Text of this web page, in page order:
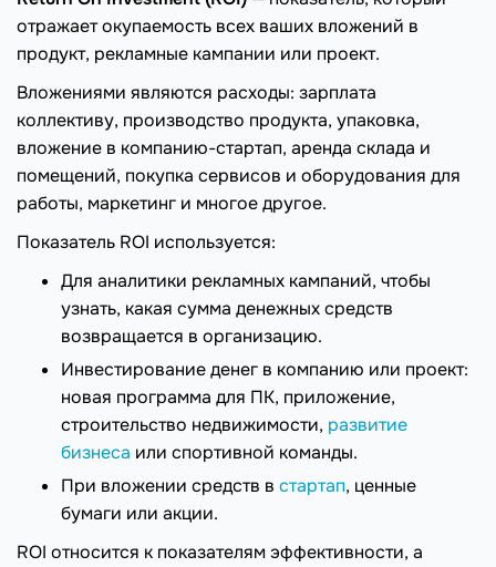
отражает окупаемость всех ваших вложений в
продукт, рекламные кампании или проект.
Вложениями являются расходы: зарплата
коллективу, производство продукта, упаковка,
вложение в компанию-стартап, аренда склада и
помещений, покупка сервисов и оборудования для
работы, маркетинг и многое другое.
Показатель ROI используется:
Для аналитики рекламных кампаний, чтобы
узнать, какая сумма денежных средств
возвращается в организацию.
Инвестирование денег в компанию или проект:
новая программа для ПК, приложение,
строительство недвижимости, развитие
бизнеса или спортивной команды.
При вложении средств в стартап, ценные
бумаги или акции.
ROI относится к показателям эффективности, а